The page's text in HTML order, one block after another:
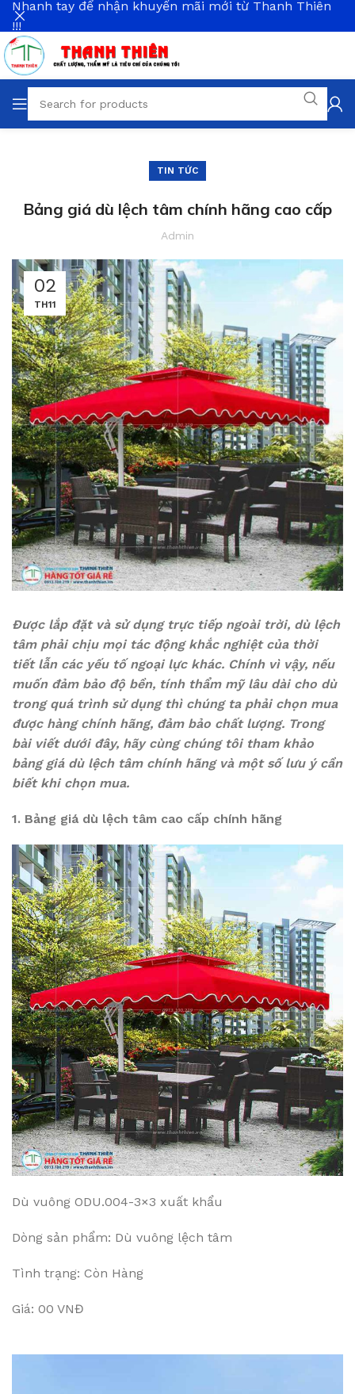
TIN TỨC
Bảng giá dù lệch tâm chính hãng cao cấp
Admin
02
TH11
Được lắp đặt và sử dụng trực tiếp ngoài trời, dù lệch
tâm phải chịu mọi tác động khắc nghiệt của thời
tiết lẫn các yếu tố ngoại lực khác. Chính vì vậy, nếu
muốn đảm bảo độ bền, tính thẩm mỹ lâu dài cho dù
trong quá trình sử dụng thì chúng ta phải chọn mua
được hàng chính hãng, đảm bảo chất lượng. Trong
bài viết dưới đây, hãy cùng chúng tôi tham khảo
bảng giá dù lệch tâm chính hãng và một số lưu ý cần
biết khi chọn mua.
1. Bảng giá dù lệch tâm cao cấp chính hãng
Dù vuông ODU.004-3×3 xuất khẩu
Dòng sản phẩm: Dù vuông lệch tâm
Tình trạng: Còn Hàng
Giá: 00 VNĐ
Nhanh tay để nhận khuyến mãi mới từ Thanh Thiên
!!!